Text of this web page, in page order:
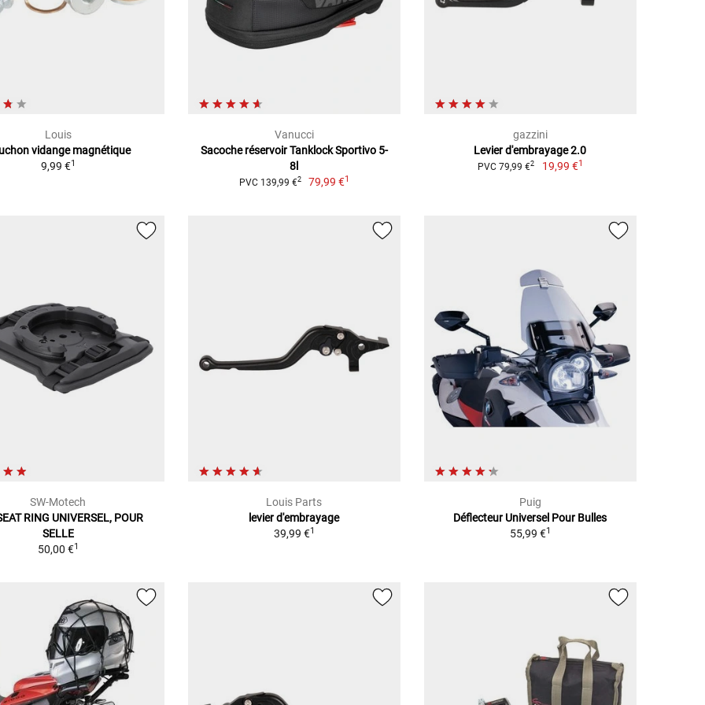
Louis
vidange magnétique
9,99 €1
Vanucci
Sacoche réservoir Tanklock Sportivo 5-
8l
PVC 139,99 €2 79,99 €1
gazzini
Levier d'embrayage 2.0
PVC 79,99 €2 19,99 €1
SW-Motech
RING UNIVERSEL, POUR
SELLE
50,00 €1
Louis Parts
levier d'embrayage
39,99 €1
Puig
Déflecteur Universel Pour Bulles
55,99 €1